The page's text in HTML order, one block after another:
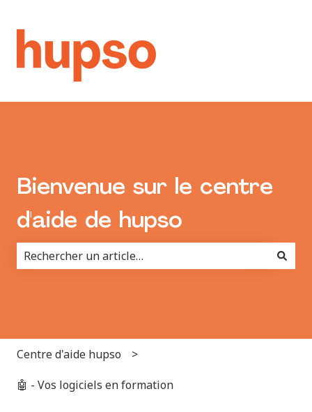
Bienvenue sur le centre
d'aide de hupso
Centre d'aide hupso
🤖 - Vos logiciels en formation